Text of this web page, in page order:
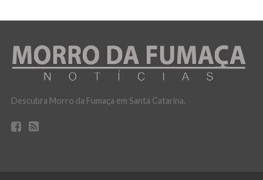
Descubra Morro da Fumaça em Santa Catarina.